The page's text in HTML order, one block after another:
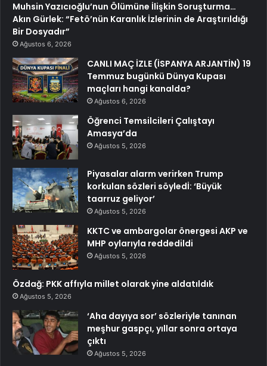
Muhsin Yazıcıoğlu’nun Ölümüne İlişkin Soruşturma…
Akın Gürlek: “Fetö’nün Karanlık İzlerinin de Araştırıldığı
Bir Dosyadır”
Ağustos 6, 2026
CANLI MAÇ İZLE (İSPANYA ARJANTİN) 19
Temmuz bugünkü Dünya Kupası
maçları hangi kanalda?
Ağustos 6, 2026
Öğrenci Temsilcileri Çalıştayı
Amasya’da
Ağustos 5, 2026
Piyasalar alarm verirken Trump
korkulan sözleri söyledİ: ‘Büyük
taarruz geliyor’
Ağustos 5, 2026
KKTC ve ambargolar önergesi AKP ve
MHP oylarıyla reddedildi
Ağustos 5, 2026
Özdağ: PKK affıyla millet olarak yine aldatıldık
Ağustos 5, 2026
‘Aha dayıya sor’ sözleriyle tanınan
meşhur gaspçı, yıllar sonra ortaya
çıktı
Ağustos 5, 2026